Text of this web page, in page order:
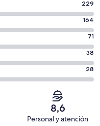
229
164
71
38
28
8,6
Personal y atención